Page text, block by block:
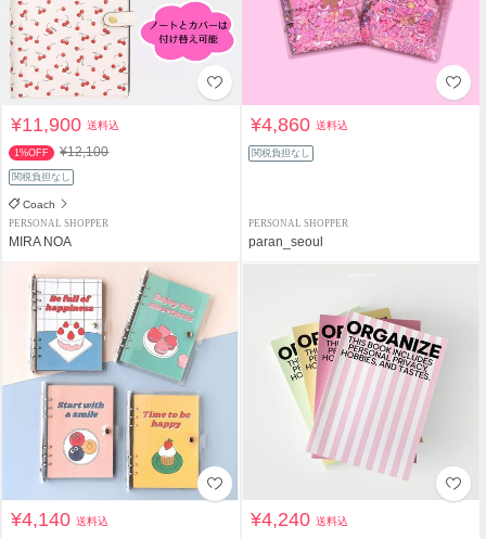
¥11,900送料込
1%OFF ¥12,100
関税負担なし
Coach
PERSONAL SHOPPER
MIRA NOA
¥4,860送料込
関税負担なし
PERSONAL SHOPPER
paran_seoul
¥4,140送料込 ¥4,240送料込